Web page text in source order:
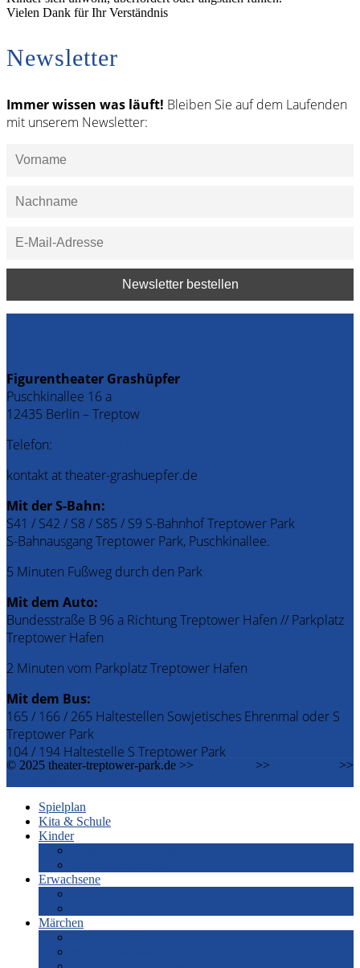
Vielen Dank für Ihr Verständnis
Newsletter
Immer wissen was läuft! Bleiben Sie auf dem Laufenden
mit unserem Newsletter:
Figurentheater Grashüpfer
Puschkinallee 16 a
12435 Berlin – Treptow
Telefon:
kontakt at theater-grashuepfer.de
Mit der S-Bahn:
S41 / S42 / S8 / S85 / S9 S-Bahnhof Treptower Park
S-Bahnausgang Treptower Park, Puschkinallee.
5 Minuten Fußweg durch den Park
Mit dem Auto:
Bundesstraße B 96 a Richtung Treptower Hafen // Parkplatz
Treptower Hafen
2 Minuten vom Parkplatz Treptower Hafen
Mit dem Bus:
165 / 166 / 265 Haltestellen Sowjetisches Ehrenmal oder S
Treptower Park
104 / 194 Haltestelle S Treptower Park
© 2025 theater-treptower-park.de >> >>
>>
Spielplan
Kita & Schule
Kinder
Erwachsene
Märchen